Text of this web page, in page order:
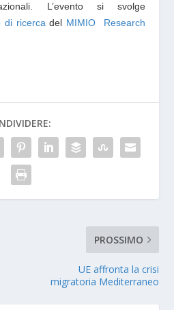
L’evento si svolge
di ricercadel MIMIO Research
PROSSIMO
UE affronta la crisi
migratoria Mediterraneo